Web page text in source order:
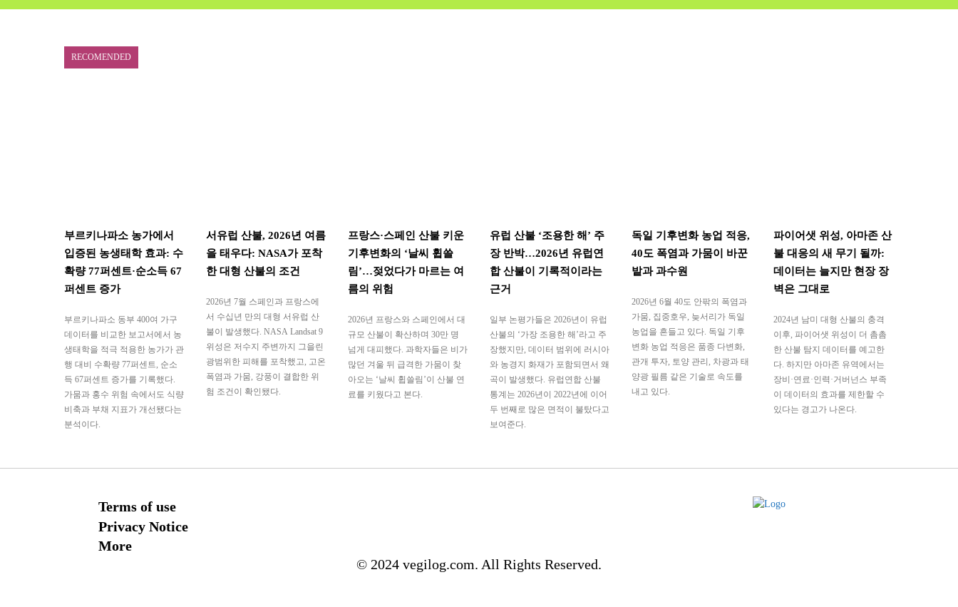
RECOMENDED
부르키나파소 농가에서
입증된 농생태학 효과: 수
확량 77퍼센트·순소득 67
퍼센트 증가
부르키나파소 동부 400여 가구
데이터를 비교한 보고서에서 농
생태학을 적극 적용한 농가가 관
행 대비 수확량 77퍼센트, 순소
득 67퍼센트 증가를 기록했다.
가뭄과 홍수 위험 속에서도 식량
비축과 부채 지표가 개선됐다는
분석이다.
서유럽 산불, 2026년 여름
을 태우다: NASA가 포착
한 대형 산불의 조건
2026년 7월 스페인과 프랑스에
서 수십년 만의 대형 서유럽 산
불이 발생했다. NASA Landsat 9
위성은 저수지 주변까지 그을린
광범위한 피해를 포착했고, 고온
폭염과 가뭄, 강풍이 결합한 위
험 조건이 확인됐다.
프랑스·스페인 산불 키운
기후변화의 ‘날씨 휩쓸
림’…젖었다가 마르는 여
름의 위험
2026년 프랑스와 스페인에서 대
규모 산불이 확산하며 30만 명
넘게 대피했다. 과학자들은 비가
많던 겨울 뒤 급격한 가뭄이 찾
아오는 ‘날씨 휩쓸림’이 산불 연
료를 키웠다고 본다.
유럽 산불 ‘조용한 해’ 주
장 반박…2026년 유럽연
합 산불이 기록적이라는
근거
일부 논평가들은 2026년이 유럽
산불의 ‘가장 조용한 해’라고 주
장했지만, 데이터 범위에 러시아
와 농경지 화재가 포함되면서 왜
곡이 발생했다. 유럽연합 산불
통계는 2026년이 2022년에 이어
두 번째로 많은 면적이 불탔다고
보여준다.
독일 기후변화 농업 적응,
40도 폭염과 가뭄이 바꾼
밭과 과수원
2026년 6월 40도 안팎의 폭염과
가뭄, 집중호우, 늦서리가 독일
농업을 흔들고 있다. 독일 기후
변화 농업 적응은 품종 다변화,
관개 투자, 토양 관리, 차광과 태
양광 필름 같은 기술로 속도를
내고 있다.
파이어샛 위성, 아마존 산
불 대응의 새 무기 될까:
데이터는 늘지만 현장 장
벽은 그대로
2024년 남미 대형 산불의 충격
이후, 파이어샛 위성이 더 촘촘
한 산불 탐지 데이터를 예고한
다. 하지만 아마존 유역에서는
장비·연료·인력·거버넌스 부족
이 데이터의 효과를 제한할 수
있다는 경고가 나온다.
Terms of use
Privacy Notice
More
© 2024 vegilog.com. All Rights Reserved.